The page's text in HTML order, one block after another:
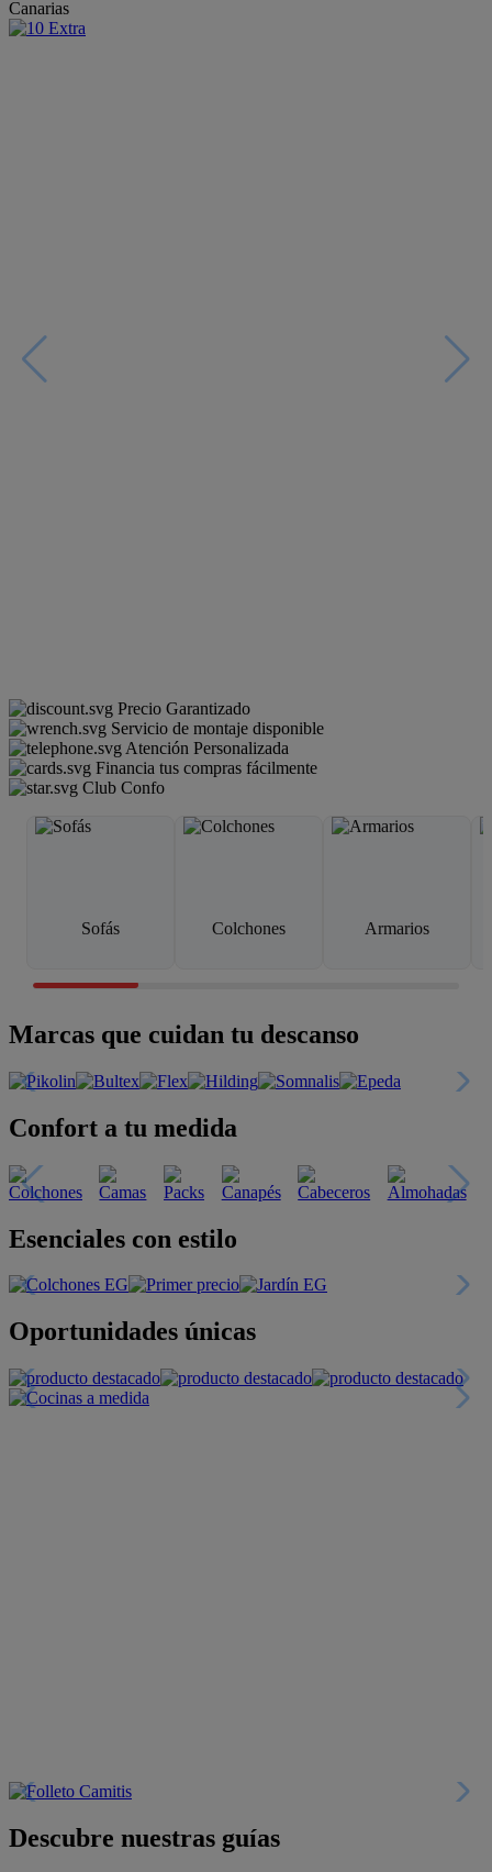
Canarias
Precio Garantizado
Servicio de montaje disponible
Atención Personalizada
Financia tus compras fácilmente
Club Confo
Sofás Colchones Armarios
Marcas que cuidan tu descanso
Confort a tu medida
Esenciales con estilo
Oportunidades únicas
Descubre nuestras guías